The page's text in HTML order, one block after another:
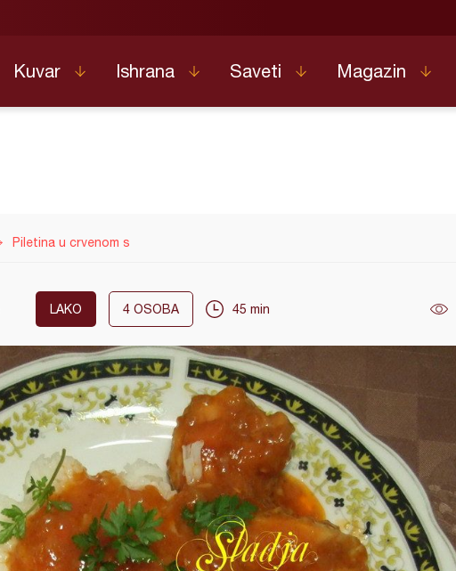
Kuvar Ishrana Saveti Magazin
Piletina u crvenom s
LAKO 4 OSOBA 45 min